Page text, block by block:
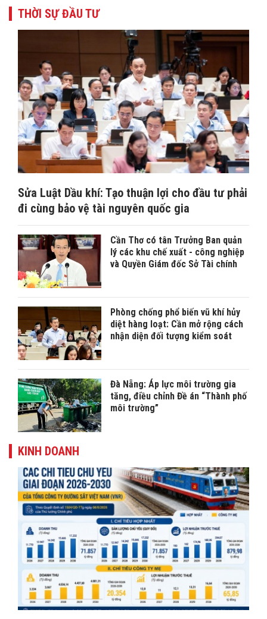
THỜI SỰ ĐẦU TƯ
Sửa Luật Dầu khí: Tạo thuận lợi cho đầu tư phải
đi cùng bảo vệ tài nguyên quốc gia
Cần Thơ có tân Trưởng Ban quản
lý các khu chế xuất - công nghiệp
và Quyền Giám đốc Sở Tài chính
Phòng chống phổ biến vũ khí hủy
diệt hàng loạt: Cần mở rộng cách
nhận diện đối tượng kiểm soát
Đà Nẵng: Áp lực môi trường gia
tăng, điều chỉnh Đề án “Thành phố
môi trường”
KINH DOANH